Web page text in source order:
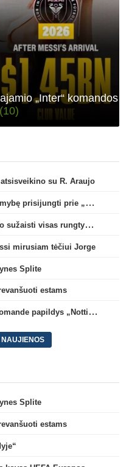
„Inter“ komandos
(10)
su R. Araujo
F. Lopezas pakomentavo Rodri galimybę prisijungti prie „Barcelona“ ekipos
X. Alonso: „R. Lavia galų gale turėjo sužaisti visas rungtynes“
mirusiam tėčiui Jorge
Splite
estams
„Sporting“ klube atsiskleidęs O. Diomande papildys „Nottingham“ gretas
NAUJIENOS
Splite
estams